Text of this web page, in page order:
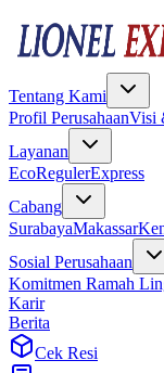
Tentang Kami
Profil PerusahaanVisi
Layanan
EcoRegulerExpress
Cabang
SurabayaMakassar
Sosial Perusahaan
Komitmen Ramah
Karir
Berita
Cek Resi